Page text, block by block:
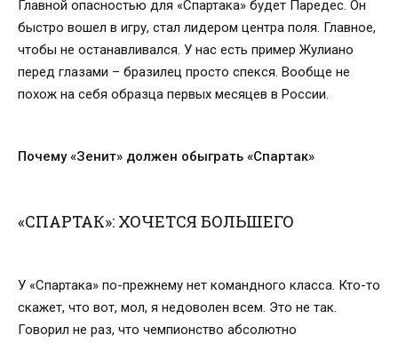
Главной опасностью для «Спартака» будет Паредес. Он
быстро вошел в игру, стал лидером центра поля. Главное,
чтобы не останавливался. У нас есть пример Жулиано
перед глазами – бразилец просто спекся. Вообще не
похож на себя образца первых месяцев в России.
Почему «Зенит» должен обыграть «Спартак»
«СПАРТАК»: ХОЧЕТСЯ БОЛЬШЕГО
У «Спартака» по-прежнему нет командного класса. Кто-то
скажет, что вот, мол, я недоволен всем. Это не так.
Говорил не раз, что чемпионство абсолютно